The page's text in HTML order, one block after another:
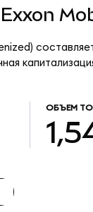
Exxon
ОБЪЕМ